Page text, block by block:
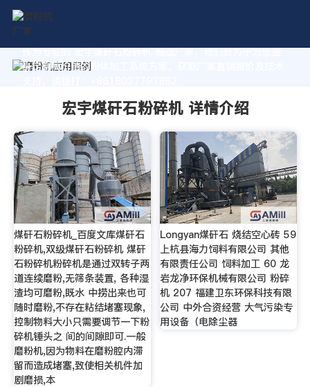
作为专业的 宏宇煤矸石粉碎机 制造厂家，我们致力于为您量
身定制高价值的粉体加工系统方案。获取厂家直销报价及技术
宏宇煤矸石粉碎机 详情介绍
煤矸石粉碎机_百度文库煤矸石
粉碎机,双级煤矸石粉碎机 煤矸
石粉碎机粉碎机是通过双转子两
道连续磨粉,无筛条装置, 各种湿
渣均可磨粉,既水 中捞出来也可
随时磨粉,不存在粘结堵塞现象,
控制物料大小只需要调节一下粉
碎机锤头之 间的间隙即可.一般
磨粉机,因为物料在磨粉腔内滞
留而造成堵塞,致使相关机件加
剧磨损,本
Longyan煤矸石 烧结空心砖 59
上杭县海力饲料有限公司 其他
有限责任公司 饲料加工 60 龙
岩龙净环保机械有限公司 粉碎
机 207 福建卫东环保科技有限
公司 中外合资经营 大气污染专
用设备（电除尘器